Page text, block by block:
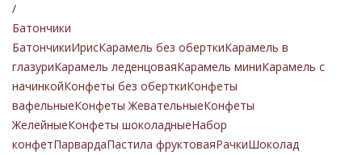
/
Батончики
БатончикиИрисКарамель без оберткиКарамель в
глазуриКарамель леденцоваяКарамель миниКарамель с
начинкойКонфеты без оберткиКонфеты
вафельныеКонфеты ЖевательныеКонфеты
ЖелейныеКонфеты шоколадныеНабор
конфетПарвардаПастила фруктоваяРачкиШоколад